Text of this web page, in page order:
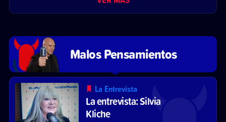
Malos Pensamientos
La Entrevista
La entrevista: Silvia
Kliche